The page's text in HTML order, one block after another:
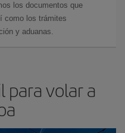
los documentos que
como los trámites
y aduanas.
volar a